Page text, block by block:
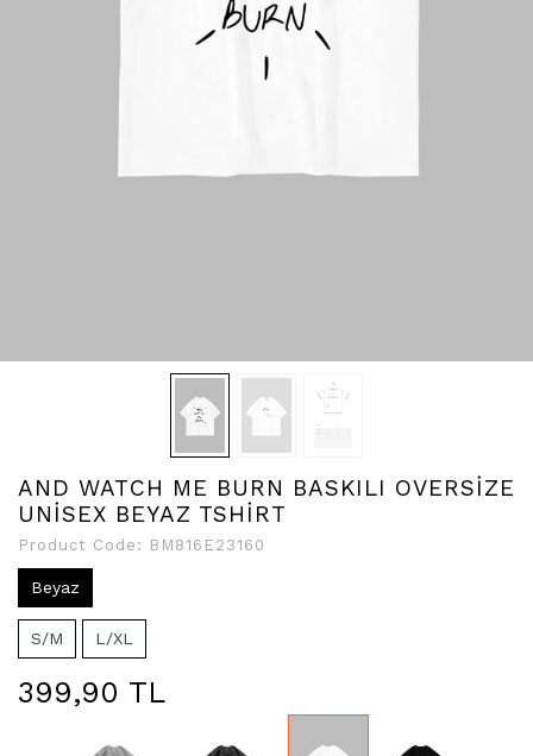
AND WATCH ME BURN BASKILI OVERSİZE
UNİSEX BEYAZ TSHİRT
Product Code: BM816E23160
Beyaz
S/M L/XL
399,90 TL